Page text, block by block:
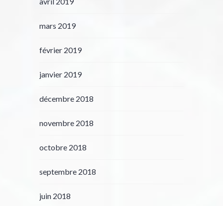
mars 2019
février 2019
janvier 2019
décembre 2018
novembre 2018
octobre 2018
septembre 2018
juin 2018